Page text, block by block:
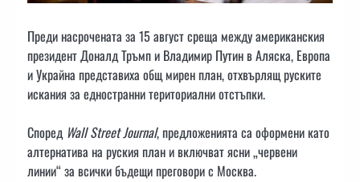
Преди насрочената за 15 август среща между американския
президент Доналд Тръмп и Владимир Путин в Аляска, Европа
и Украйна представиха общ мирен план, отхвърлящ руските
искания за едностранни териториални отстъпки.
Според Wall Street Journal, предложенията са оформени като
алтернатива на руския план и включват ясни „червени
линии“ за всички бъдещи преговори с Москва.